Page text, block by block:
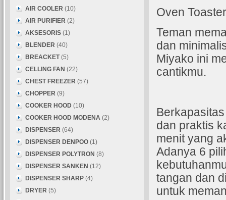
Oven
Teman
dan
Miyako ini
cantikmu.
dan praktis
menit yang
Adanya 6
tangan dan
untuk
AIR COOLER (10)
AIR PURIFIER (2)
AKSESORIS (1)
BLENDER (40)
BREACKET (5)
CELLING FAN (22)
CHEST FREEZER (57)
CHOPPER (9)
COOKER HOOD (10)
COOKER HOOD MODENA (2)
DISPENSER (64)
DISPENSER DENPOO (1)
DISPENSER POLYTRON (8)
DISPENSER SANKEN (12)
DISPENSER SHARP (4)
DRYER (5)